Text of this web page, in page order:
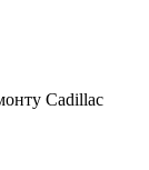
Cadillac